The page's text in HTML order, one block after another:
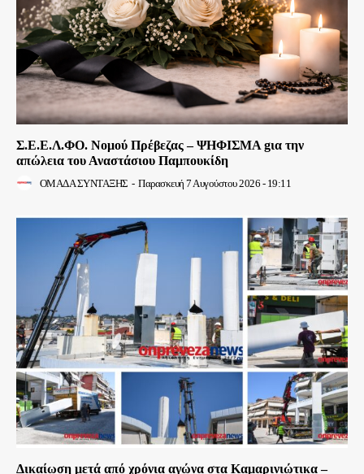
Σ.Ε.Ε.Λ.ΦΟ. Νομού Πρέβεζας – ΨΗΦΙΣΜΑ gια την
απώλεια του Αναστάσιου Παμπουκίδη
ΟΜΑΔΑ ΣΥΝΤΑΞΗΣ - Παρασκευή 7 Αυγούστου 2026 - 19:11
Δικαίωση μετά από χρόνια αγώνα στα Καμαρινιώτικα –